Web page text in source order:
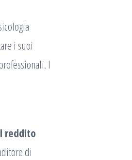
i suoi
I
reddito
di